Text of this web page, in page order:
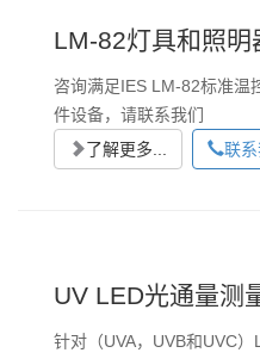
LM-82灯具和照明
咨询满足IES LM-82标准
件设备，请联系我们
了解更多...
联系
UV LED光通量测
针对（UVA，UVB和UVC）